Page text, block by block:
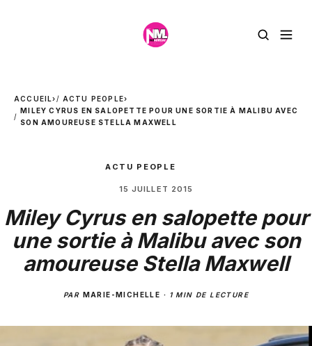
ACCUEIL› ACTU PEOPLE›
MILEY CYRUS EN SALOPETTE POUR UNE SORTIE À MALIBU AVEC
SON AMOUREUSE STELLA MAXWELL
ACTU PEOPLE
15 JUILLET 2015
Miley Cyrus en salopette pour
une sortie à Malibu avec son
amoureuse Stella Maxwell
PAR MARIE-MICHELLE · 1 MIN DE LECTURE